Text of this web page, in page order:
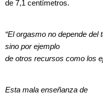
de 7,1 centímetros.
“El orgasmo no depende
sino por ejemplo
de otros recursos como los
Esta mala enseñanza de